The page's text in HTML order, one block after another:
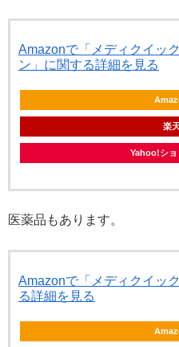
Amazonで「メディクイッ
ン」に関する詳細を見る
楽
Yahoo!シ
医薬品もあります。
Amazonで「メディクイッ
る詳細を見る